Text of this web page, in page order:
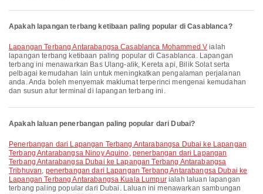
Apakah lapangan terbang ketibaan paling popular di Casablanca?
Lapangan Terbang Antarabangsa Casablanca Mohammed V ialah
lapangan terbang ketibaan paling popular di Casablanca. Lapangan
terbang ini menawarkan Bas Ulang-alik, Kereta api, Bilik Solat serta
pelbagai kemudahan lain untuk meningkatkan pengalaman perjalanan
anda. Anda boleh menyemak maklumat terperinci mengenai kemudahan
dan susun atur terminal di lapangan terbang ini.
Apakah laluan penerbangan paling popular dari Dubai?
penerbangan dari Lapangan Terbang Antarabangsa Dubai ke Lapangan
Terbang Antarabangsa Ninoy Aquino, penerbangan dari Lapangan
Terbang Antarabangsa Dubai ke Lapangan Terbang Antarabangsa
Tribhuvan, penerbangan dari Lapangan Terbang Antarabangsa Dubai ke
Lapangan Terbang Antarabangsa Kuala Lumpurialah laluan lapangan
terbang paling popular dari Dubai. Laluan ini menawarkan sambungan